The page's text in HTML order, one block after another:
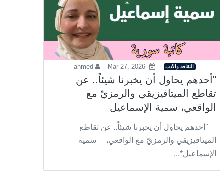
الثقافة والأدب Mar 27, 2026
ahmed
"أحدهم يحاول أن يخبرنا شيئاً.. عن
تقاطع الميتافيزيقي والرمزيّ مع
الواقعي، سمية الإسماعيل
"أحدهم يحاول أن يخبرنا شيئاً.. عن تقاطع
الميتافيزيقي والرمزيّ مع الواقعي، سمية
الإسماعيل*...